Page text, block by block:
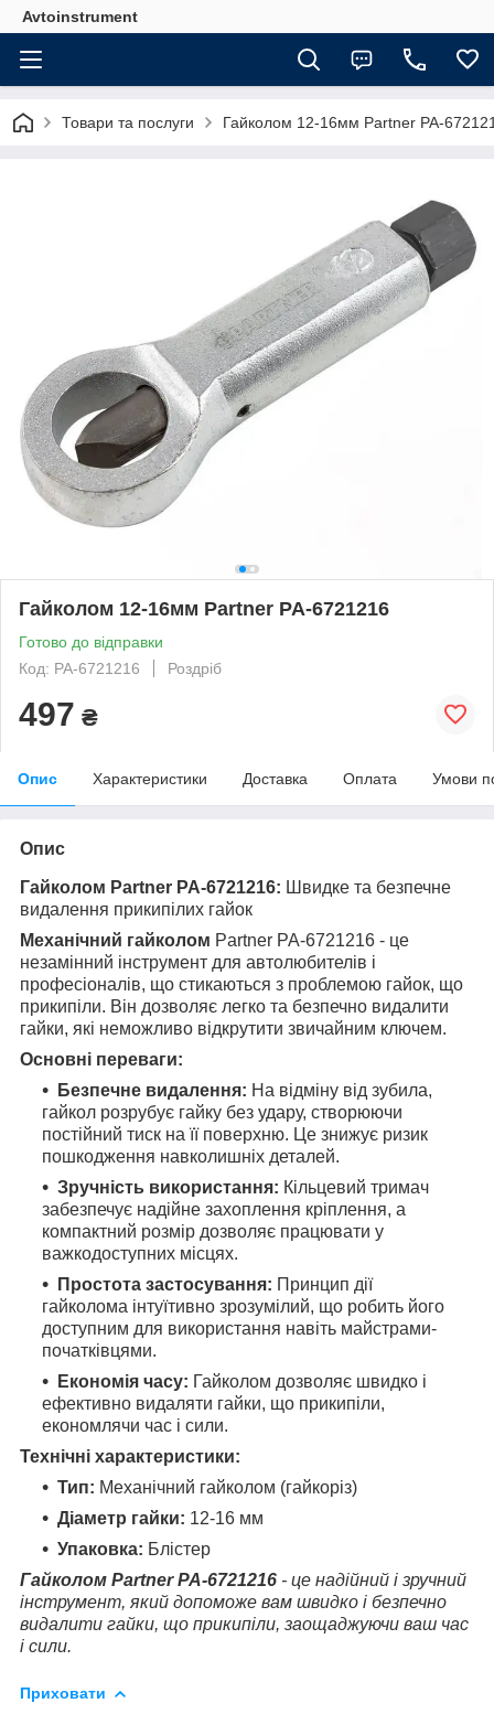
Avtoinstrument
Товари та послуги Гайколом 12-16мм Partner PA-
Гайколом 12-16мм Partner PA-6721216
Готово до відправки
Код: PA-6721216
Роздріб
497 ₴
Опис Характеристики Доставка Оплата Умови
Опис
Гайколом Partner PA-6721216: Швидке та безпечне
видалення прикипілих гайок
Механічний гайколом Partner PA-6721216 - це
незамінний інструмент для автолюбителів і
професіоналів, що стикаються з проблемою гайок, що
прикипіли. Він дозволяє легко та безпечно видалити
гайки, які неможливо відкрутити звичайним ключем.
Основні переваги:
Безпечне видалення: На відміну від зубила,
гайкол розрубує гайку без удару, створюючи
постійний тиск на її поверхню. Це знижує ризик
пошкодження навколишніх деталей.
Зручність використання: Кільцевий тримач
забезпечує надійне захоплення кріплення, а
компактний розмір дозволяє працювати у
важкодоступних місцях.
Простота застосування: Принцип дії
гайколома інтуїтивно зрозумілий, що робить його
доступним для використання навіть майстрами-
початківцями.
Економія часу: Гайколом дозволяє швидко і
ефективно видаляти гайки, що прикипіли,
економлячи час і сили.
Технічні характеристики:
Тип: Механічний гайколом (гайкоріз)
Діаметр гайки: 12-16 мм
Упаковка: Блістер
Гайколом Partner PA-6721216 - це надійний і зручний
інструмент, який допоможе вам швидко і безпечно
видалити гайки, що прикипіли, заощаджуючи ваш час
і сили.
Приховати